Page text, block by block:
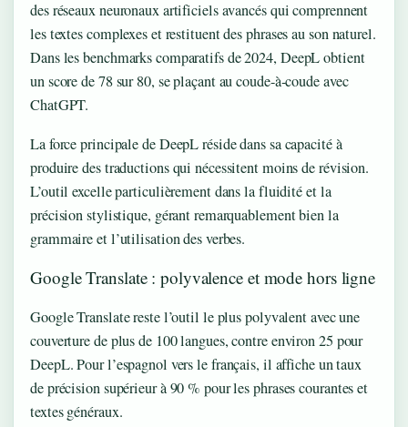
des réseaux neuronaux artificiels avancés qui comprennent
les textes complexes et restituent des phrases au son naturel.
Dans les benchmarks comparatifs de 2024, DeepL obtient
un score de 78 sur 80, se plaçant au coude-à-coude avec
ChatGPT.
La force principale de DeepL réside dans sa capacité à
produire des traductions qui nécessitent moins de révision.
L’outil excelle particulièrement dans la fluidité et la
précision stylistique, gérant remarquablement bien la
grammaire et l’utilisation des verbes.
Google Translate : polyvalence et mode hors ligne
Google Translate reste l’outil le plus polyvalent avec une
couverture de plus de 100 langues, contre environ 25 pour
DeepL. Pour l’espagnol vers le français, il affiche un taux
de précision supérieur à 90 % pour les phrases courantes et
textes généraux.